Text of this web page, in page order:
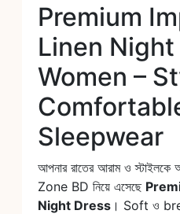
Premium
Linen
Women –
Sleepwear
আপনার রাতের আরাম ও
Zone BD নিয়ে এসেছে
Night Dress । Soft ও